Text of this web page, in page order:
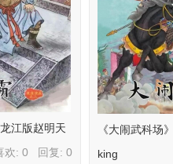
江版赵明天
欢: 0 回复: 0
《大闹武科场
king